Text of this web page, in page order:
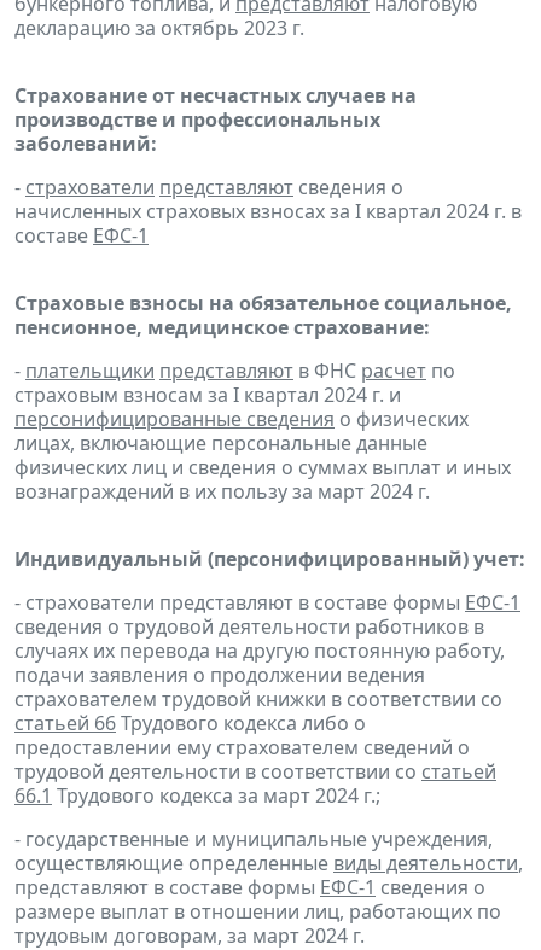
декларацию за октябрь 2023 г.
Страхование от несчастных случаев на
производстве и профессиональных
заболеваний:
- страхователи представляют сведения о
начисленных страховых взносах за I квартал 2024 г. в
составе ЕФС-1
Страховые взносы на обязательное социальное,
пенсионное, медицинское страхование:
- плательщики представляют в ФНС расчет по
страховым взносам за I квартал 2024 г. и
персонифицированные сведения о физических
лицах, включающие персональные данные
физических лиц и сведения о суммах выплат и иных
вознаграждений в их пользу за март 2024 г.
Индивидуальный (персонифицированный) учет:
- страхователи представляют в составе формы ЕФС-1
сведения о трудовой деятельности работников в
случаях их перевода на другую постоянную работу,
подачи заявления о продолжении ведения
страхователем трудовой книжки в соответствии со
статьей 66Трудового кодекса либо о
предоставлении ему страхователем сведений о
трудовой деятельности в соответствии со статьей
66.1 Трудового кодекса за март 2024 г.;
- государственные и муниципальные учреждения,
осуществляющие определенные виды деятельности,
представляют в составе формы ЕФС-1 сведения о
размере выплат в отношении лиц, работающих по
трудовым договорам, за март 2024 г.